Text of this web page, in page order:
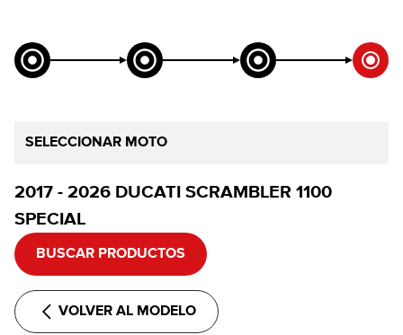
SELECCIONAR MOTO
2017 - 2026 DUCATI SCRAMBLER 1100
SPECIAL
BUSCAR PRODUCTOS
VOLVER AL MODELO